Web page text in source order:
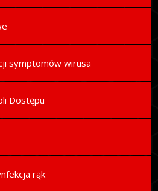
symptomów wirusa
Dostępu
rąk